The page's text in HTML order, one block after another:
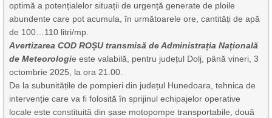
optimă a potențialelor situații de urgență generate de ploile
abundente care pot acumula, în următoarele ore, cantități de apă
de 100…110 litri/mp.
Avertizarea COD ROȘU transmisă de Administrația Națională
de Meteorologie este valabilă, pentru județul Dolj, până vineri, 3
octombrie 2025, la ora 21.00.
De la subunitățile de pompieri din județul Hunedoara, tehnica de
intervenție care va fi folosită în sprijinul echipajelor operative
locale este constituită din șase motopompe transportabile, două